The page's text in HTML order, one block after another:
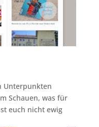
Unterpunkten
Schauen, was für
euch nicht ewig